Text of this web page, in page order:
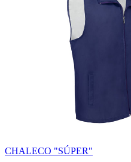
CHALECO "SÚPER"